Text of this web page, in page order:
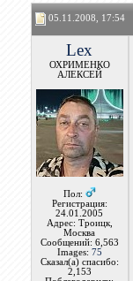
05.11.2008, 17:54
Lex
ОХРИМЕНКО
АЛЕКСЕЙ
Пол:
Регистрация:
24.01.2005
Адрес: Троицк,
Москва
Сообщений: 6,563
Images: 75
Сказал(а) спасибо:
2,153